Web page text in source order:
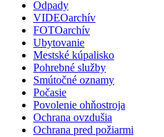
Odpady
VIDEOarchív
FOTOarchív
Ubytovanie
Mestské kúpalisko
Pohrebné služby
Smútočné oznamy
Počasie
Povolenie ohňostroja
Ochrana ovzdušia
Ochrana pred požiarmi